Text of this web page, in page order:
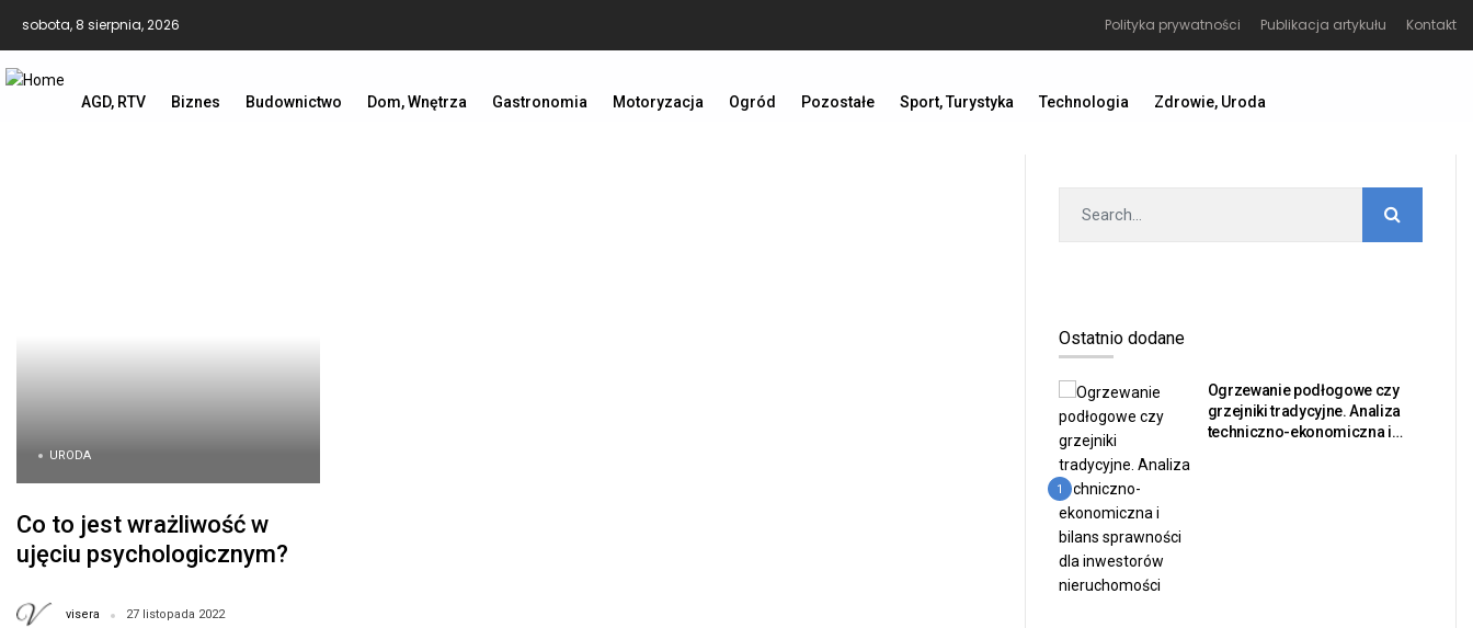
sobota, 8 sierpnia, 2026 Polityka prywatności Publikacja artykułu Kontakt
AGD, RTV Biznes Budownictwo Dom, Wnętrza Gastronomia Motoryzacja Ogród Pozostałe Sport, Turystyka Technologia Zdrowie, Uroda
URODA
Co to jest wrażliwość w
ujęciu psychologicznym?
osobowość i wpływa na
visera
27 listopada 2022
Ostatnio dodane
1
Ogrzewanie podłogowe czy
grzejniki tradycyjne. Analiza
techniczno-ekonomiczna i